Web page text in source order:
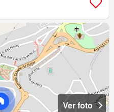
Ver foto